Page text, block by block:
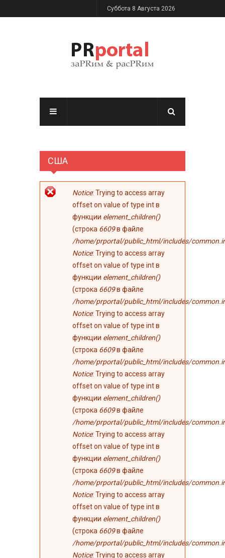
Перейти к основному содержаниюСуббота 8 Августа 2026
США
Сообщение об
ошибке
Notice: Trying to access array
offset on value of type int в
функции element_children()
(строка 6609в файле
/home/prportal/public_html/includes/
Notice: Trying to access array
offset on value of type int в
функции element_children()
(строка 6609в файле
/home/prportal/public_html/includes/
Notice: Trying to access array
offset on value of type int в
функции element_children()
(строка 6609в файле
/home/prportal/public_html/includes/
Notice: Trying to access array
offset on value of type int в
функции element_children()
(строка 6609в файле
/home/prportal/public_html/includes/
Notice: Trying to access array
offset on value of type int в
функции element_children()
(строка 6609в файле
/home/prportal/public_html/includes/
Notice: Trying to access array
offset on value of type int в
функции element_children()
(строка 6609в файле
/home/prportal/public_html/includes/
Notice: Trying to access array